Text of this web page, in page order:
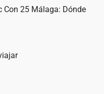
Con 25 Málaga: Dónde